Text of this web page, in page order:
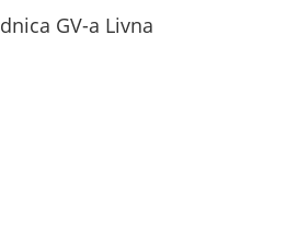
GV-a Livna